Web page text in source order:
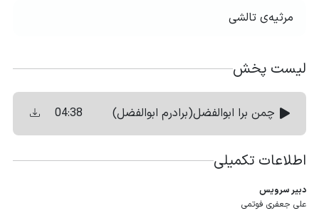
مرثیه‌ی تالشی
لیست پخش
چمن برا ابوالفضل(برادرم ابوالفضل) 04:38
اطلاعات تکمیلی
دبیر سرویس
علی جعفری فوتمی